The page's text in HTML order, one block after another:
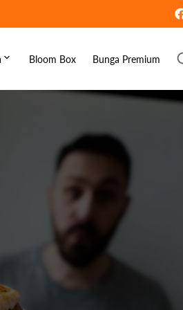
& Romance
Bloom Box Bunga Premium